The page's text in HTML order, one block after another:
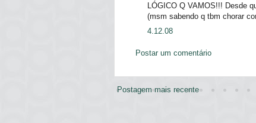
LÓGICO Q VAMOS!!! Desde
(msm sabendo q tbm chorar
4.12.08
Postar um comentário
Postagem mais recente